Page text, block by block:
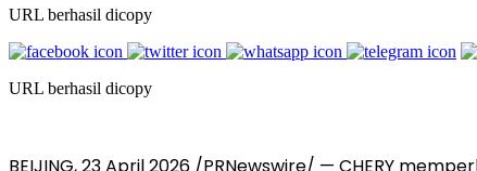
URL berhasil dicopy
URL berhasil dicopy
BEIJING, 23 April 2026 /PRNewswire/ — CHERY